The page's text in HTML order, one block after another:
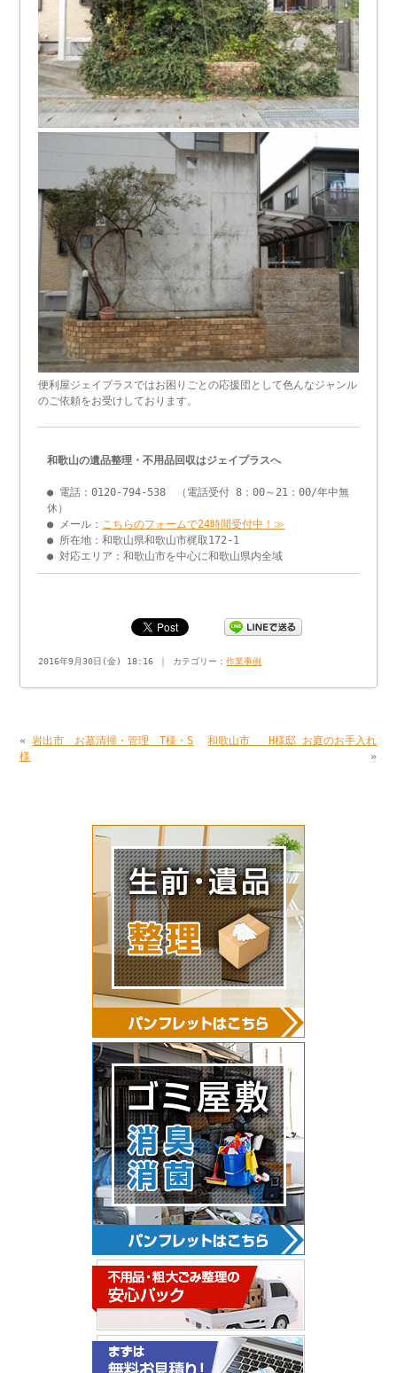
便利屋ジェイプラスではお困りごとの応援団として色んなジャンル
のご依頼をお受けしております。
和歌山の遺品整理・不用品回収はジェイプラスへ
● 電話：0120-794-538 （電話受付 8：00～21：00/年中無
休）
● メール： こちらのフォームで24時間受付中！≫
● 所在地：和歌山県和歌山市梶取172-1
● 対応エリア：和歌山市を中心に和歌山県内全域
2016年9月30日(金) 18:16 ｜ カテゴリー：作業事例
«岩出市 お墓清掃・管理 T様・S
様
和歌山市 H様邸 お庭のお手入れ
»